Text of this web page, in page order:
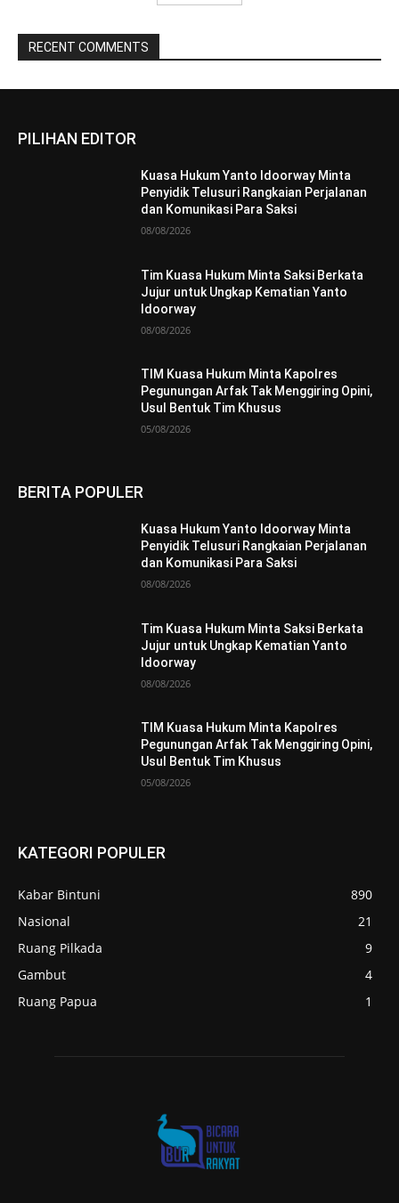
RECENT COMMENTS
PILIHAN EDITOR
Kuasa Hukum Yanto Idoorway Minta
Penyidik Telusuri Rangkaian Perjalanan
dan Komunikasi Para Saksi
08/08/2026
Tim Kuasa Hukum Minta Saksi Berkata
Jujur untuk Ungkap Kematian Yanto
Idoorway
08/08/2026
TIM Kuasa Hukum Minta Kapolres
Pegunungan Arfak Tak Menggiring Opini,
Usul Bentuk Tim Khusus
05/08/2026
BERITA POPULER
Kuasa Hukum Yanto Idoorway Minta
Penyidik Telusuri Rangkaian Perjalanan
dan Komunikasi Para Saksi
08/08/2026
Tim Kuasa Hukum Minta Saksi Berkata
Jujur untuk Ungkap Kematian Yanto
Idoorway
08/08/2026
TIM Kuasa Hukum Minta Kapolres
Pegunungan Arfak Tak Menggiring Opini,
Usul Bentuk Tim Khusus
05/08/2026
KATEGORI POPULER
Kabar Bintuni
890
Nasional
21
Ruang Pilkada
9
Gambut
4
Ruang Papua
1